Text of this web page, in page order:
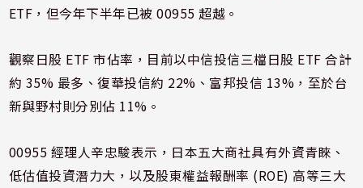
ETF，但今年下半年已被 00955 超越。
觀察日股 ETF 市佔率，目前以中信投信三檔日股 ETF 合計
約 35% 最多、復華投信約 22%、富邦投信 13%，至於台
新與野村則分別佔 11%。
00955 經理人辛忠駿表示，日本五大商社具有外資青睞、
低估值投資潛力大，以及股東權益報酬率 (ROE) 高等三大